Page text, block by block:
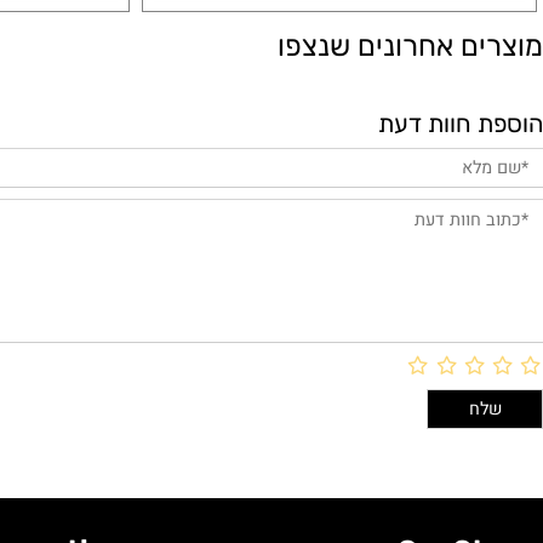
הוסף לסל
אחרונים שנצפו
דעת